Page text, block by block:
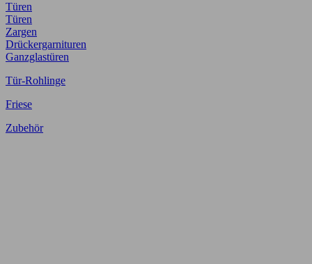
Türen
Türen
Zargen
Drückergarnituren
Ganzglastüren
Tür-Rohlinge
Friese
Zubehör